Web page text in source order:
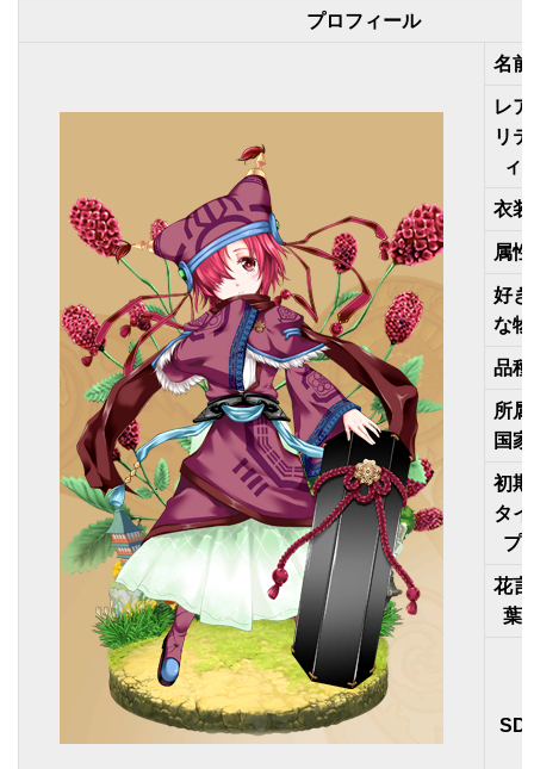
プロフィール
名前
レア
リテ
ィ
衣装
属性
好き
な物
品種
所属
国家
初期
タイ
プ
花言
葉
SD